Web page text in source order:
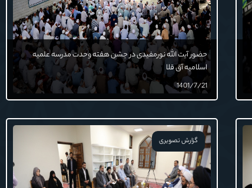
حضور آیت الله نورمفیدی در جشن هفته وحدت مدرسه علمیه
اسلامیه آق قلا
1401/7/21
گزارش تصویری